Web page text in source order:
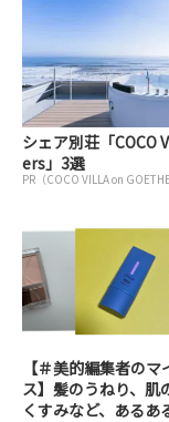
シェア別荘「COCO
ers」3選
PR（COCO VILLA on GOETHE
【＃美的編集者のマ
ス】髪のうねり、肌
くすみなど、あるあ